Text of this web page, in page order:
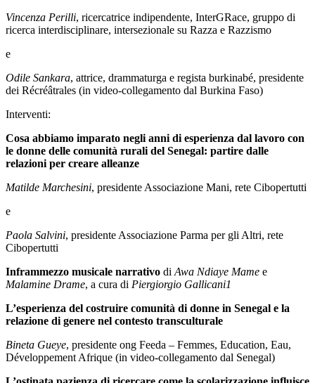
Vincenza Perilli, ricercatrice indipendente, InterGRace, gruppo di
ricerca interdisciplinare, intersezionale su Razza e Razzismo
e
Odile Sankara, attrice, drammaturga e regista burkinabé, presidente
dei Récréâtrales (in video-collegamento dal Burkina Faso)
Interventi:
Cosa abbiamo imparato negli anni di esperienza dal lavoro con
le donne delle comunità rurali del Senegal: partire dalle
relazioni per creare alleanze
Matilde Marchesini, presidente Associazione Mani, rete Cibopertutti
e
Paola Salvini, presidente Associazione Parma per gli Altri, rete
Cibopertutti
Inframmezzo musicale narrativo di Awa Ndiaye Mame e
Malamine Drame, a cura di Piergiorgio Gallicani1
L’esperienza del costruire comunità di donne in Senegal e la
relazione di genere nel contesto transculturale
Bineta Gueye, presidente ong Feeda – Femmes, Education, Eau,
Développement Afrique (in video-collegamento dal Senegal)